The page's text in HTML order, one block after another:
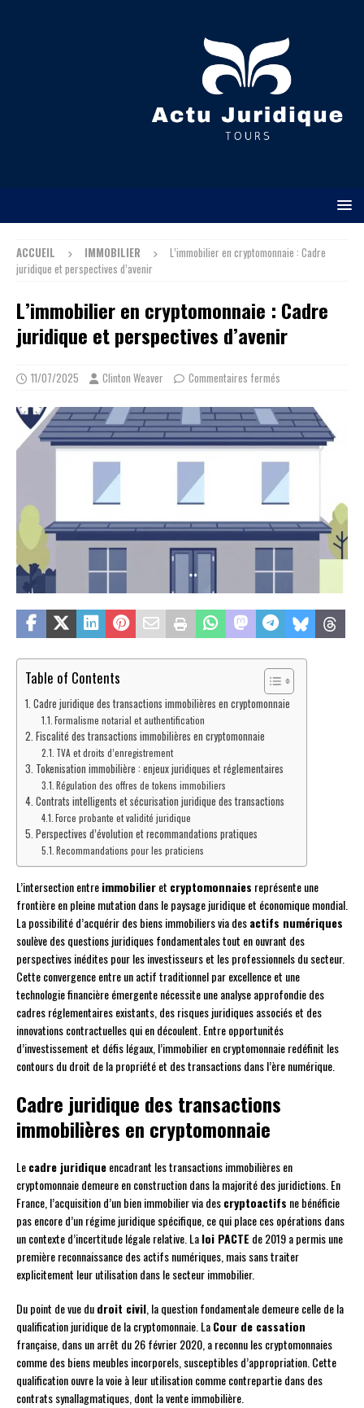
ACCUEIL IMMOBILIER
L’immobilier en cryptomonnaie : Cadre
juridique et perspectives d’avenir
L’immobilier en cryptomonnaie : Cadre
juridique et perspectives d’avenir
11/07/2025 Clinton Weaver Commentaires fermés
Table of Contents
Cadre juridique des transactions immobilières en cryptomonnaie
Formalisme notarial et authentification
Fiscalité des transactions immobilières en cryptomonnaie
TVA et droits d’enregistrement
Tokenisation immobilière : enjeux juridiques et réglementaires
Régulation des offres de tokens immobiliers
Contrats intelligents et sécurisation juridique des transactions
Force probante et validité juridique
Perspectives d’évolution et recommandations pratiques
Recommandations pour les praticiens
L’intersection entreimmobilieret cryptomonnaies représente une
frontière en pleine mutation dans le paysage juridique et économique mondial.
La possibilité d’acquérir des biens immobiliers via desactifs numériques
soulève des questions juridiques fondamentales tout en ouvrant des
perspectives inédites pour les investisseurs et les professionnels du secteur.
Cette convergence entre un actif traditionnel par excellence et une
technologie financière émergente nécessite une analyse approfondie des
cadres réglementaires existants, des risques juridiques associés et des
innovations contractuelles qui en découlent. Entre opportunités
d’investissement et défis légaux, l’immobilier en cryptomonnaie redéfinit les
contours du droit de la propriété et des transactions dans l’ère numérique.
Cadre juridique des transactions
immobilières en cryptomonnaie
Lecadre juridiqueencadrant les transactions immobilières en
cryptomonnaie demeure en construction dans la majorité des juridictions. En
France, l’acquisition d’un bien immobilier via descryptoactifs ne bénéficie
pas encore d’un régime juridique spécifique, ce qui place ces opérations dans
un contexte d’incertitude légale relative. Laloi PACTE de 2019 a permis une
première reconnaissance des actifs numériques, mais sans traiter
explicitement leur utilisation dans le secteur immobilier.
Du point de vue dudroit civil , la question fondamentale demeure celle de la
qualification juridique de la cryptomonnaie. LaCour de cassation
française, dans un arrêt du 26 février 2020, a reconnu les cryptomonnaies
comme des biens meubles incorporels, susceptibles d’appropriation. Cette
qualification ouvre la voie à leur utilisation comme contrepartie dans des
contrats synallagmatiques, dont la vente immobilière.